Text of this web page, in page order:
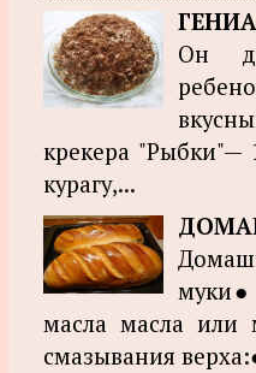
Он
крекера
курагу,...
муки●
масла масла
смазывания